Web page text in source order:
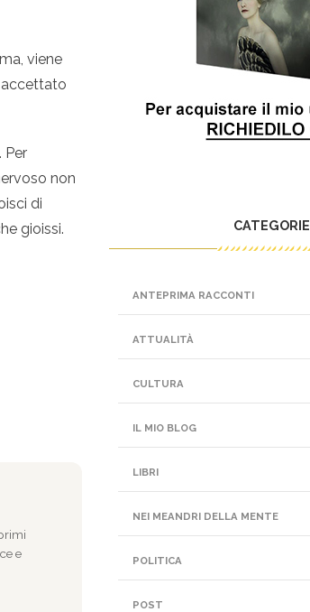
viene
accettato
Per
non
di
gioissi.
e
CATEGORIE
ANTEPRIMA RACCONTI
ATTUALITÀ
CULTURA
IL MIO BLOG
LIBRI
NEI MEANDRI DELLA MENTE
POLITICA
POST